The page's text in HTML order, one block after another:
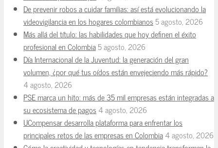
De prevenir robos a cuidar familias: así está evolucionando la
videovigilancia en los hogares colombianos5 agosto, 2026
Más allá del título: las habilidades que hoy definen el éxito
profesional en Colombia5 agosto, 2026
Día Internacional de la Juventud: la generación del gran
volumen, ¿por qué tus oídos están envejeciendo más rápido?
4 agosto, 2026
PSE marca un hito: más de 35 mil empresas están integradas a
su ecosistema de pagos4 agosto, 2026
UCompensar desarrolla plataforma para enfrentar los
principales retos de las empresas en Colombia4 agosto, 2026